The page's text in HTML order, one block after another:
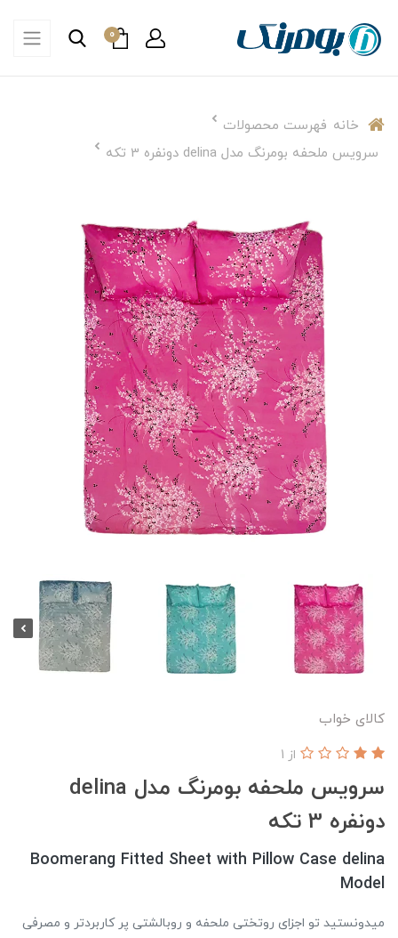
0
خانه فهرست محصولات
سرویس ملحفه بومرنگ مدل delina دونفره 3 تکه
کالای خواب
سرویس ملحفه بومرنگ مدل delina
دونفره 3 تکه
از 1
Boomerang Fitted Sheet with Pillow Case delina
Model
میدونستید تو اجزای روتختی ملحفه و روبالشتی پر کاربردتر و مصرفی